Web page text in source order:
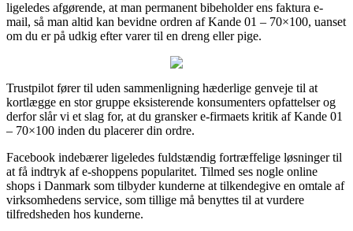
ligeledes afgørende, at man permanent bibeholder ens faktura e-
mail, så man altid kan bevidne ordren af Kande 01 – 70×100, uanset
om du er på udkig efter varer til en dreng eller pige.
Trustpilot fører til uden sammenligning hæderlige genveje til at
kortlægge en stor gruppe eksisterende konsumenters opfattelser og
derfor slår vi et slag for, at du gransker e-firmaets kritik af Kande 01
– 70×100 inden du placerer din ordre.
Facebook indebærer ligeledes fuldstændig fortræffelige løsninger til
at få indtryk af e-shoppens popularitet. Tilmed ses nogle online
shops i Danmark som tilbyder kunderne at tilkendegive en omtale af
virksomhedens service, som tillige må benyttes til at vurdere
tilfredsheden hos kunderne.